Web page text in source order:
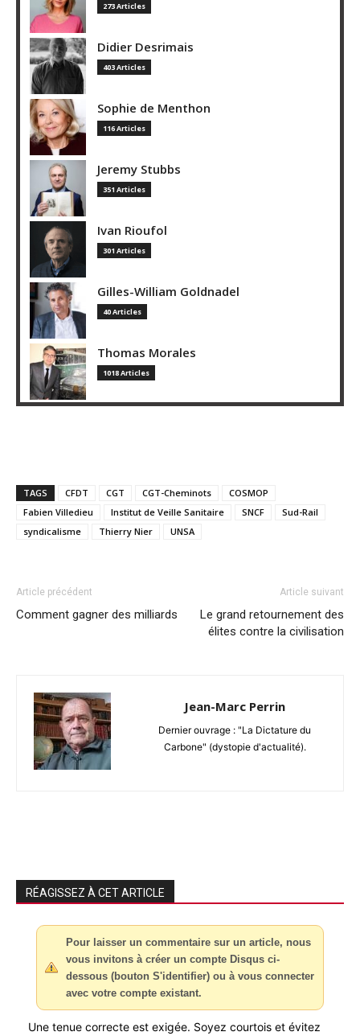
273 Articles
Didier Desrimais
403 Articles
Sophie de Menthon
116 Articles
Jeremy Stubbs
351 Articles
Ivan Rioufol
301 Articles
Gilles-William Goldnadel
40 Articles
Thomas Morales
1018 Articles
TAGS CFDT CGT CGT-Cheminots
COSMOP
Fabien Villedieu
Institut de Veille Sanitaire SNCF
Sud-Rail
syndicalisme
Thierry Nier UNSA
Article précédent
Comment gagner des milliards
Article suivant
Le grand retournement des
élites contre la civilisation
Jean-Marc Perrin
Dernier ouvrage : "La Dictature du
Carbone" (dystopie d'actualité).
RÉAGISSEZ À CET ARTICLE
Pour laisser un commentaire sur un article, nous
vous invitons à créer un compte Disqus ci-
dessous (bouton S'identifier) ou à vous connecter
avec votre compte existant.
Une tenue correcte est exigée. Soyez courtois et évitez